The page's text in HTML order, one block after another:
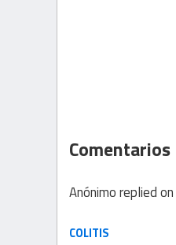
Comentarios
Anónimoreplied on
COLITIS